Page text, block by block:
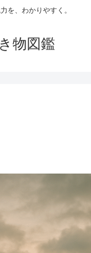
を、わかりやすく。
物図鑑